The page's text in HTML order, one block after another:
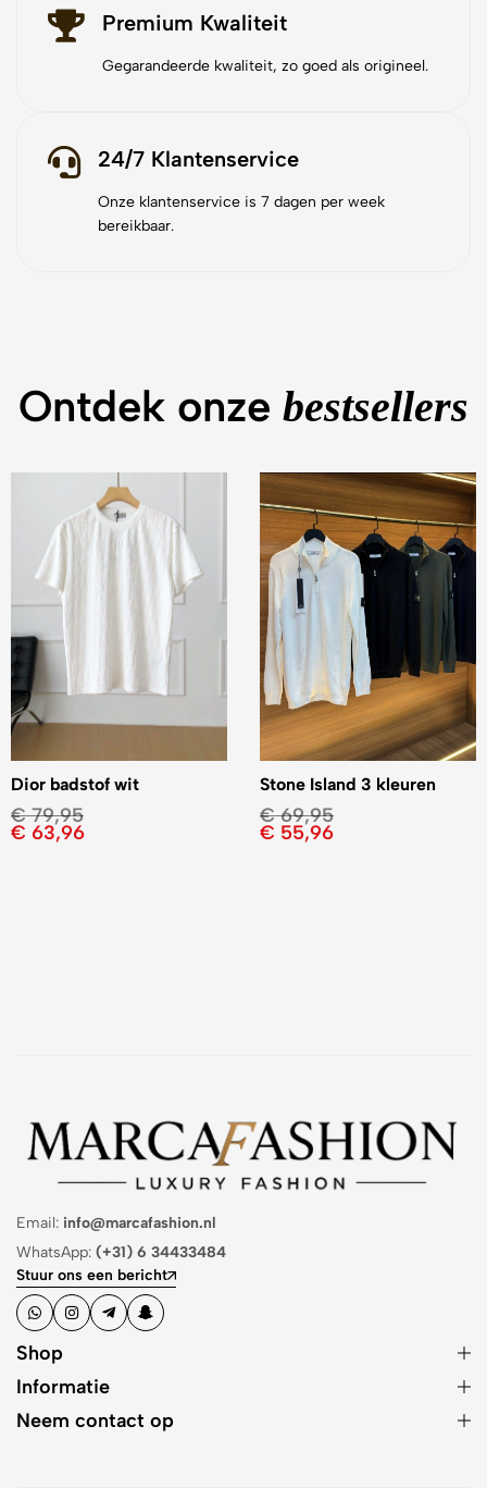
Premium Kwaliteit
Gegarandeerde kwaliteit, zo goed als origineel.
24/7 Klantenservice
Onze klantenservice is 7 dagen per week
bereikbaar.
Ontdek onze bestsellers
Dior badstof wit
€79,95
€ 63,96
Stone Island 3 kleuren
€69,95
€ 55,96
Email: info@marcafashion.nl
WhatsApp: (+31) 6 34433484
Stuur ons een bericht
Shop
Informatie
Neem contact op